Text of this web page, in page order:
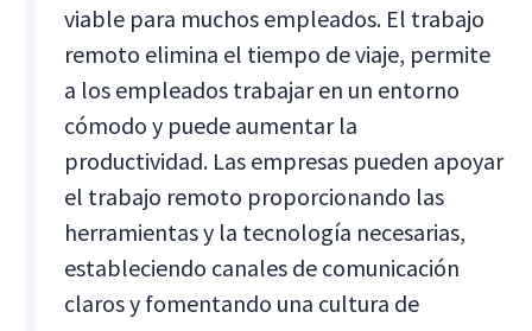
viable para muchos empleados. El trabajo
remoto elimina el tiempo de viaje, permite
a los empleados trabajar en un entorno
cómodo y puede aumentar la
productividad. Las empresas pueden apoyar
el trabajo remoto proporcionando las
herramientas y la tecnología necesarias,
estableciendo canales de comunicación
claros y fomentando una cultura de